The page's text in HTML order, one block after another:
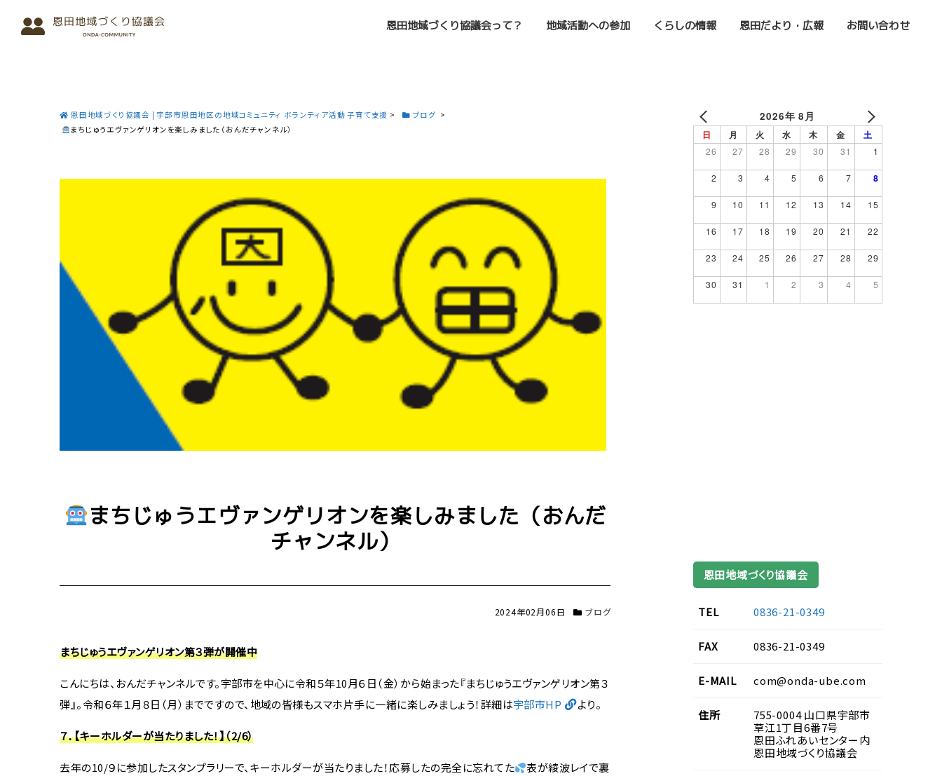
恩田地域づくり協議会って？ 地域活動への参加 くらしの情報 恩田だより・広報 お問い合わせ
恩田地域づくり協議会 | 宇部市恩田地区の地域コミュニティ ボランティア活動 子育て支援 > ブログ >
まちじゅうエヴァンゲリオンを楽しみました（おんだチャンネル）
まちじゅうエヴァンゲリオンを楽しみました（おんだ
チャンネル）
2024年02月06日 ブログ
まちじゅうエヴァンゲリオン第３弾が開催中
こんにちは、おんだチャンネルです。宇部市を中心に令和５年10月６日（金）から始まった『まちじゅうエヴァンゲリオン第３
弾』。令和６年１月８日（月）までですので、地域の皆様もスマホ片手に一緒に楽しみましょう！詳細は宇部市HP より。
７．【キーホルダーが当たりました！】（2/6）
去年の10/９に参加したスタンプラリーで、キーホルダーが当たりました！応募したの完全に忘れてた
表が綾波レイで裏
2026年 8月
日 月 火 水 木 金 土
26 27 28 29 30 31 1
2 3 4 5 6 7 8
9 10 11 12 13 14 15
16 17 18 19 20 21 22
23 24 25 26 27 28 29
30 31 1 2 3 4 5
恩田地域づくり協議会
TEL 0836-21-0349
FAX 0836-21-0349
E-MAIL com@onda-ube.com
住所 755-0004山口県宇部市
草江1丁目6番7号
恩田ふれあいセンター内
恩田地域づくり協議会